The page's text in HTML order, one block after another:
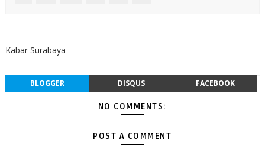
Kabar Surabaya
BLOGGER DISQUS FACEBOOK
NO COMMENTS:
POST A COMMENT